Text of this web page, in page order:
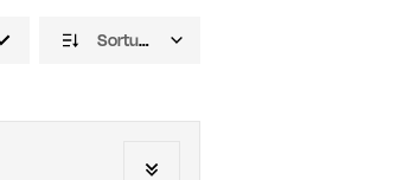
Sortuj domyślnie